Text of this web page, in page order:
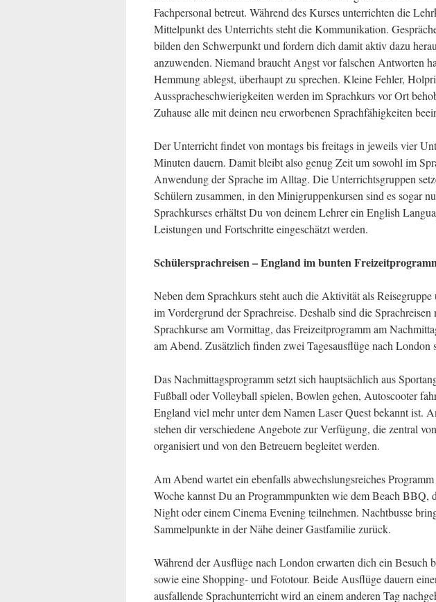
Fachpersonal betreut. Während des Kurses unterrichten die
Mittelpunkt des Unterrichts steht die Kommunikation.
bilden den Schwerpunkt und fordern dich damit aktiv dazu
anzuwenden. Niemand braucht Angst vor falschen Antworten
Hemmung ablegst, überhaupt zu sprechen. Kleine Fehler,
Ausspracheschwierigkeiten werden im Sprachkurs vor Ort
Zuhause alle mit deinen neu erworbenen Sprachfähigkeiten
Der Unterricht findet von montags bis freitags in jeweils vier
Minuten dauern. Damit bleibt also genug Zeit um sowohl im
Anwendung der Sprache im Alltag. Die Unterrichtsgruppen
Schülern zusammen, in den Minigruppenkursen sind es sogar
Sprachkurses erhältst Du von deinem Lehrer ein English
Leistungen und Fortschritte eingeschätzt werden.
Schülersprachreisen – England im bunten
Neben dem Sprachkurs steht auch die Aktivität als
im Vordergrund der Sprachreise. Deshalb sind die
Sprachkurse am Vormittag, das Freizeitprogramm am
am Abend. Zusätzlich finden zwei Tagesausflüge nach London
Das Nachmittagsprogramm setzt sich hauptsächlich aus
Fußball oder Volleyball spielen, Bowlen gehen, Autoscooter
England viel mehr unter dem Namen Laser Quest bekannt ist.
stehen dir verschiedene Angebote zur Verfügung, die zentral
organisiert und von den Betreuern begleitet werden.
Am Abend wartet ein ebenfalls abwechslungsreiches
Woche kannst Du an Programmpunkten wie dem Beach BBQ,
Night oder einem Cinema Evening teilnehmen. Nachtbusse
Sammelpunkte in der Nähe deiner Gastfamilie zurück.
Während der Ausflüge nach London erwarten dich ein Besuch
sowie eine Shopping- und Fototour. Beide Ausflüge dauern
ausfallende Sprachunterricht wird an einem anderen Tag